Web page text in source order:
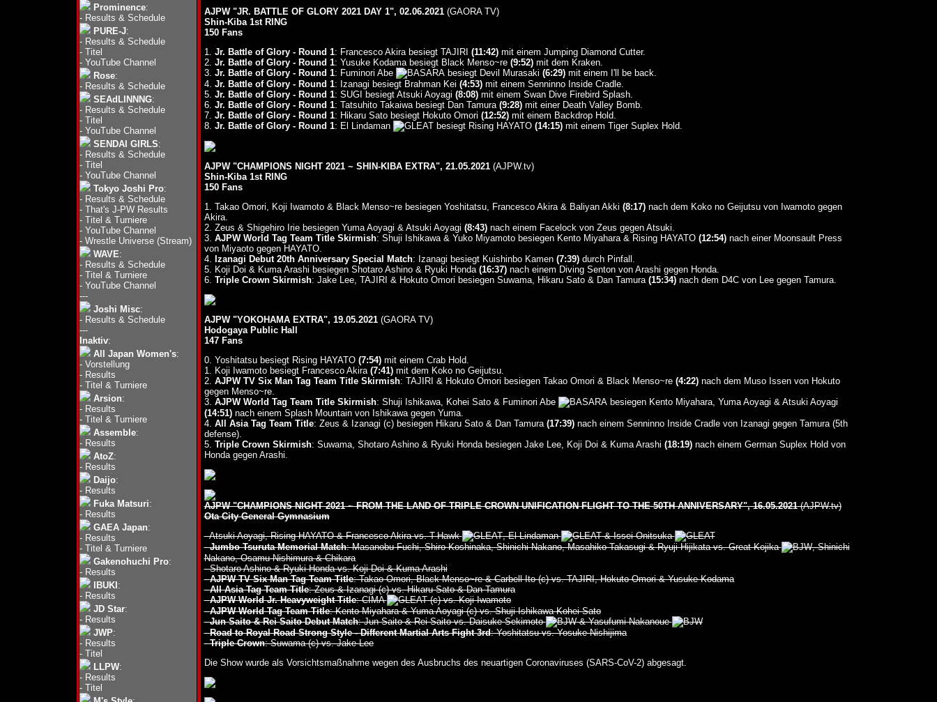
Prominence:
- Results & Schedule
PURE-J:
- Results & Schedule
- Titel
- YouTube Channel
Rose:
- Results & Schedule
SEAdLINNNG:
- Results & Schedule
- Titel
- YouTube Channel
SENDAI GIRLS:
- Results & Schedule
- Titel
- YouTube Channel
Tokyo Joshi Pro:
- Results & Schedule
- That's J-PW Results
- Titel & Turniere
- YouTube Channel
- Wrestle Universe (Stream)
WAVE:
- Results & Schedule
- Titel & Turniere
- YouTube Channel
---
Joshi Misc:
- Results & Schedule
---
Inaktiv:
All Japan Women's:
- Vorstellung
- Results
- Titel & Turniere
Arsion:
- Results
- Titel & Turniere
Assemble:
- Results
AtoZ:
- Results
Daijo:
- Results
Fuka Matsuri:
- Results
GAEA Japan:
- Results
- Titel & Turniere
Gakenohuchi Pro:
- Results
IBUKI :
- Results
JD Star:
- Results
JWP:
- Results
- Titel
LLPW:
- Results
- Titel
AJPW "JR. BATTLE OF GLORY 2021 DAY 1", 02.06.2021(GAORA TV)
Shin-Kiba 1st RING
150 Fans
1. Jr. Battle of Glory - Round 1: Francesco Akira besiegt TAJIRI (11:42)mit einem Jumping Diamond Cutter.
2. Jr. Battle of Glory - Round 1: Yusuke Kodama besiegt Black Menso~re (9:52)mit dem Kraken.
3. Jr. Battle of Glory - Round 1: Fuminori Abe besiegt Devil Murasaki (6:29)mit einem I'll be back.
4. Jr. Battle of Glory - Round 1: Izanagi besiegt Brahman Kei (4:53)mit einem Senninno Inside Cradle.
5. Jr. Battle of Glory - Round 1: SUGI besiegt Atsuki Aoyagi (8:08)mit einem Swan Dive Firebird Splash.
6. Jr. Battle of Glory - Round 1: Tatsuhito Takaiwa besiegt Dan Tamura (9:28)mit einer Death Valley Bomb.
7. Jr. Battle of Glory - Round 1: Hikaru Sato besiegt Hokuto Omori (12:52)mit einem Backdrop Hold.
8. Jr. Battle of Glory - Round 1: El Lindaman besiegt Rising HAYATO (14:15)mit einem Tiger Suplex Hold.
AJPW "CHAMPIONS NIGHT 2021 ~ SHIN-KIBA EXTRA", 21.05.2021(AJPW.tv)
Shin-Kiba 1st RING
150 Fans
1. Takao Omori, Koji Iwamoto & Black Menso~re besiegen Yoshitatsu, Francesco Akira & Baliyan Akki (8:17)nach dem Koko no Geijutsu von Iwamoto gegen
Akira.
2. Zeus & Shigehiro Irie besiegen Yuma Aoyagi & Atsuki Aoyagi (8:43)nach einem Facelock von Zeus gegen Atsuki.
3. AJPW World Tag Team Title Skirmish: Shuji Ishikawa & Yuko Miyamoto besiegen Kento Miyahara & Rising HAYATO (12:54)nach einer Moonsault Press
von Miyaoto gegen HAYATO.
4. Izanagi Debut 20th Anniversary Special Match: Izanagi besiegt Kuishinbo Kamen (7:39)durch Pinfall.
5. Koji Doi & Kuma Arashi besiegen Shotaro Ashino & Ryuki Honda (16:37)nach einem Diving Senton von Arashi gegen Honda.
6. Triple Crown Skirmish: Jake Lee, TAJIRI & Hokuto Omori besiegen Suwama, Hikaru Sato & Dan Tamura (15:34)nach dem D4C von Lee gegen Tamura.
AJPW "YOKOHAMA EXTRA", 19.05.2021(GAORA TV)
Hodogaya Public Hall
147 Fans
0. Yoshitatsu besiegt Rising HAYATO (7:54)mit einem Crab Hold.
1. Koji Iwamoto besiegt Francesco Akira (7:41)mit dem Koko no Geijutsu.
2. AJPW TV Six Man Tag Team Title Skirmish: TAJIRI & Hokuto Omori besiegen Takao Omori & Black Menso~re (4:22)nach dem Muso Issen von Hokuto
gegen Menso~re.
3. AJPW World Tag Team Title Skirmish: Shuji Ishikawa, Kohei Sato & Fuminori Abe
besiegen Kento Miyahara, Yuma Aoyagi & Atsuki Aoyagi
(14:51)nach einem Splash Mountain von Ishikawa gegen Yuma.
4. All Asia Tag Team Title: Zeus & Izanagi (c) besiegen Hikaru Sato & Dan Tamura (17:39)nach einem Senninno Inside Cradle von Izanagi gegen Tamura (5th
defense).
5. Triple Crown Skirmish: Suwama, Shotaro Ashino & Ryuki Honda besiegen Jake Lee, Koji Doi & Kuma Arashi (18:19)nach einem German Suplex Hold von
Honda gegen Arashi.
AJPW "CHAMPIONS NIGHT 2021 ~ FROM THE LAND OF TRIPLE CROWN UNIFICATION FLIGHT TO THE 50TH ANNIVERSARY", 16.05.2021(AJPW.tv)
Ota City General Gymnasium
- Atsuki Aoyagi, Rising HAYATO & Francesco Akira vs. T-Hawk
, El Lindaman
& Issei Onitsuka
-Jumbo Tsuruta Memorial Match: Masanobu Fuchi, Shiro Koshinaka, Shinichi Nakano, Masahiko Takasugi & Ryuji Hijikata vs. Great Kojika
, Shinichi
Nakano, Osamu Nishimura & Chikara
- Shotaro Ashino & Ryuki Honda vs. Koji Doi & Kuma Arashi
-AJPW TV Six Man Tag Team Title: Takao Omori, Black Menso~re & Carbell Ito (c) vs. TAJIRI, Hokuto Omori & Yusuke Kodama
-All Asia Tag Team Title: Zeus & Izanagi (c) vs. Hikaru Sato & Dan Tamura
-AJPW World Jr. Heavyweight Title: CIMA
(c) vs. Koji Iwamoto
-AJPW World Tag Team Title: Kento Miyahara & Yuma Aoyagi (c) vs. Shuji Ishikawa Kohei Sato
-Jun Saito & Rei Saito Debut Match: Jun Saito & Rei Saito vs. Daisuke Sekimoto
& Yasufumi Nakanoue
-Road to Royal Road Strong Style - Different Martial Arts Fight 3rd: Yoshitatsu vs. Yosuke Nishijima
-Triple Crown: Suwama (c) vs. Jake Lee
Die Show wurde als Vorsichtsmaßnahme wegen des Ausbruchs des neuartigen Coronaviruses (SARS-CoV-2) abgesagt.